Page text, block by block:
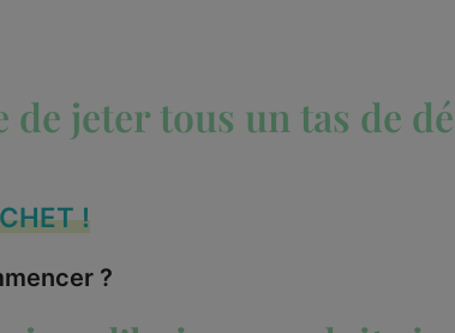
de jeter tous un tas de
!
?